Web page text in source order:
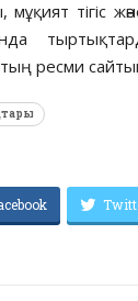
тігіс
ресми